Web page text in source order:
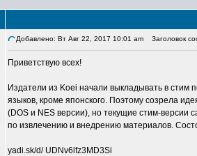
Добавлено: Вт Авг 22, 2017 10:01 am Заголовок
Приветствую всех!
Издатели из Koei начали выкладывать в стим
языков, кроме японского. Поэтому созрела
(DOS и NES версии), но текущие стим-версии
по извлечению и внедрению материалов.
yadi.sk/d/ UDNv6lfz3MD3Si